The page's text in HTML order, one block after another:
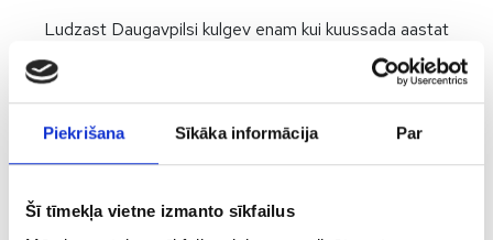
Piekrišana Sīkāka informācija Par
Šī tīmekļa vietne izmanto sīkfailus
Ludzast Daugavpilsi kulgev enam kui kuussada aastat
vana tee viib teid reisile läbi Latgale ehk Māra maa,
kus latgalite vana mütoloogia on põimunud tugevate
katoliiklike uskumuste ja Hommiku-Euroopa
väärtustega. Tee tähistab Ludzat kui Liivimaa piiride
tugevat kaitsjat, Preiļit kui Borchi krahvide romantilist
linnust, mis tõrjus ära isegi Napoleoni armee rünnaku.